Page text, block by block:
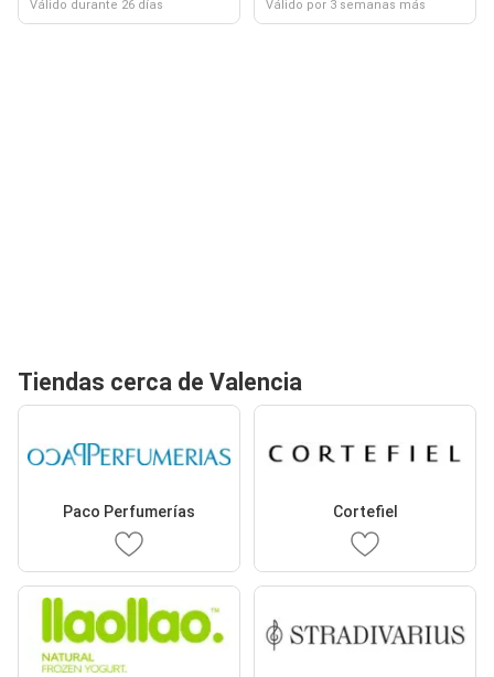
Válido durante 26 días Válido por 3 semanas más
Tiendas cerca de Valencia
Paco Perfumerías Cortefiel